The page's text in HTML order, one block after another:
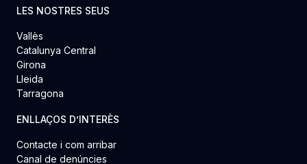
LES NOSTRES SEUS
Vallès
Catalunya Central
Girona
Lleida
Tarragona
ENLLAÇOS D’INTERÈS
Contacte i com arribar
Canal de denúncies